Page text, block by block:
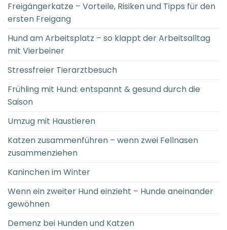
Freigängerkatze – Vorteile, Risiken und Tipps für den
ersten Freigang
Hund am Arbeitsplatz – so klappt der Arbeitsalltag
mit Vierbeiner
Stressfreier Tierarztbesuch
Frühling mit Hund: entspannt & gesund durch die
Saison
Umzug mit Haustieren
Katzen zusammenführen – wenn zwei Fellnasen
zusammenziehen
Kaninchen im Winter
Wenn ein zweiter Hund einzieht – Hunde aneinander
gewöhnen
Demenz bei Hunden und Katzen